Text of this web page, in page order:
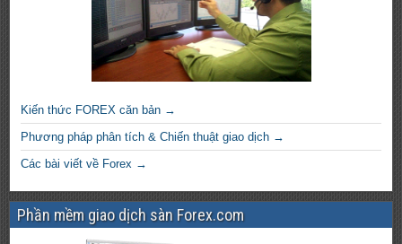
Kiến thức FOREX căn bản →
Phương pháp phân tích & Chiến thuật giao dịch →
Các bài viết về Forex →
Phần mềm giao dịch sàn Forex.com